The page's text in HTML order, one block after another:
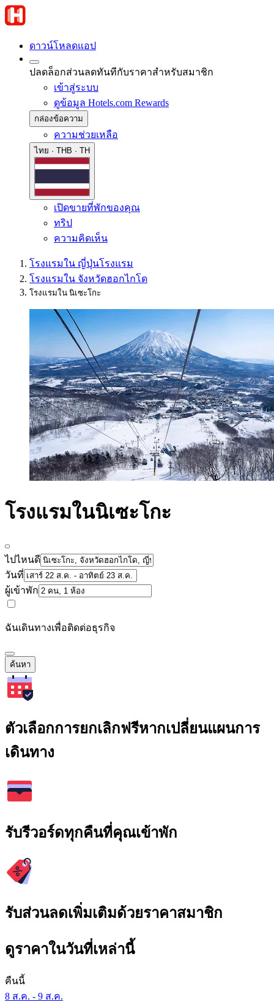
ดาวน์โหลดแอป
ปลดล็อกส่วนลดทันทีกับราคาสำหรับสมาชิก
เข้าสู่ระบบ
ดูข้อมูล Hotels.com Rewards
กล่องข้อความ
ความช่วยเหลือ
ไทย · THB · TH
เปิดขายที่พักของคุณ
ทริป
ความคิดเห็น
โรงแรมใน ญี่ปุ่นโรงแรม
โรงแรมใน จังหวัดฮอกไกโด
โรงแรมใน นิเซะโกะ
โรงแรมในนิเซะโกะ
ไปไหนดี
วันที่
ผู้เข้าพัก
ฉันเดินทางเพื่อติดต่อธุรกิจ
ค้นหา
ตัวเลือกการยกเลิกฟรีหากเปลี่ยนแผนการ
เดินทาง
รับรีวอร์ดทุกคืนที่คุณเข้าพัก
รับส่วนลดเพิ่มเติมด้วยราคาสมาชิก
ดูราคาในวันที่เหล่านี้
คืนนี้
8 ส.ค. - 9 ส.ค.